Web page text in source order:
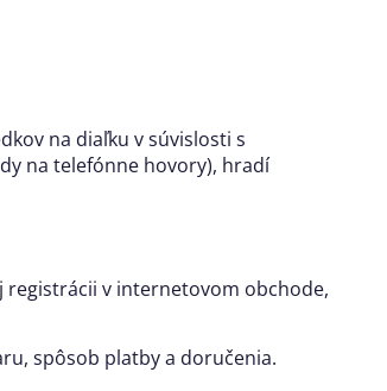
na diaľku v súvislosti s
na telefónne hovory), hradí
v internetovom obchode,
spôsob platby a doručenia.